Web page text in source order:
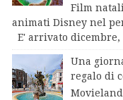
Film
animati Disney nel
E' arrivato
Una
regalo di